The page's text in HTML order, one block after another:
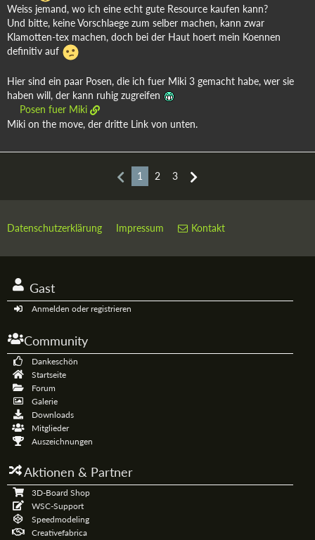
Weiss jemand, wo ich eine echt gute Resource kaufen kann?
Und bitte, keine Vorschlaege zum selber machen, kann zwar
Klamotten-tex machen, doch bei der Haut hoert mein Koennen
definitiv auf
Hier sind ein paar Posen, die ich fuer Miki 3 gemacht habe, wer sie
haben will, der kann ruhig zugreifen
Posen fuer Miki
Miki on the move, der dritte Link von unten.
1 2 3
Datenschutzerklärung Impressum Kontakt
Gast
Anmelden oder registrieren
Community
Dankeschön
Startseite
Forum
Galerie
Downloads
Mitglieder
Auszeichnungen
Aktionen & Partner
3D-Board Shop
WSC-Support
Speedmodeling
Creativefabrica